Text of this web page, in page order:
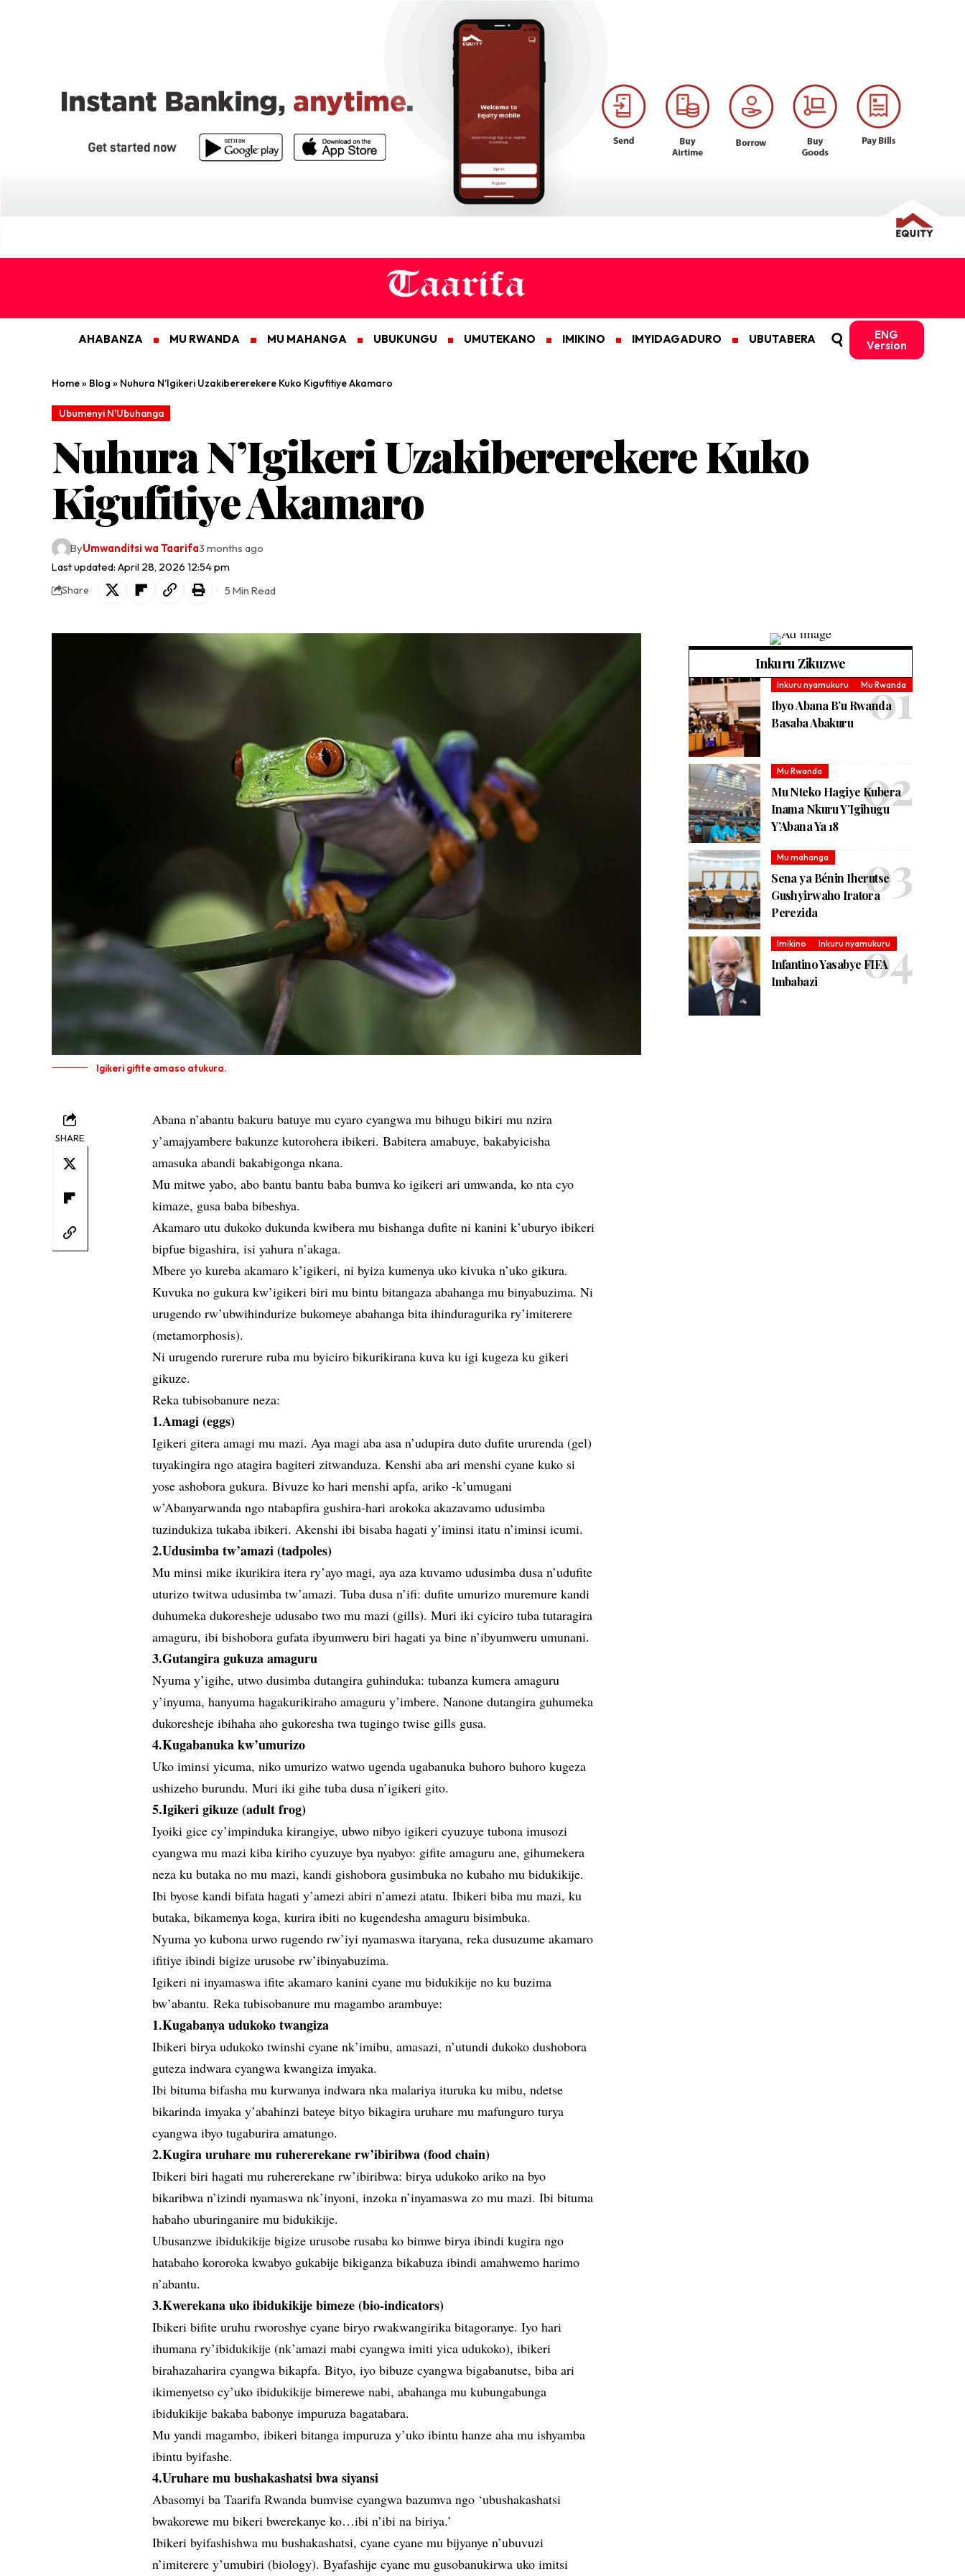
AHABANZA MU RWANDA MU MAHANGA UBUKUNGU UMUTEKANO IMIKINO IMYIDAGADURO UBUTABERA ENG
Version
Home» Blog » Nuhura N’Igikeri Uzakibererekere Kuko Kigufitiye Akamaro
Ubumenyi N'Ubuhanga
Nuhura N’Igikeri Uzakibererekere Kuko
Kigufitiye Akamaro
Last updated: April 28, 2026 12:54 pm
ByUmwanditsi wa Taarifa3 months ago
Share 5 Min Read
Igikeri gifite amaso atukura.
SHARE
Abana n’abantu bakuru batuye mu cyaro cyangwa mu bihugu bikiri mu nzira
y’amajyambere bakunze kutorohera ibikeri. Babitera amabuye, bakabyicisha
amasuka abandi bakabigonga nkana.
Mu mitwe yabo, abo bantu bantu baba bumva ko igikeri ari umwanda, ko nta cyo
kimaze, gusa baba bibeshya.
Akamaro utu dukoko dukunda kwibera mu bishanga dufite ni kanini k’uburyo ibikeri
bipfue bigashira, isi yahura n’akaga.
Mbere yo kureba akamaro k’igikeri, ni byiza kumenya uko kivuka n’uko gikura.
Kuvuka no gukura kw’igikeri biri mu bintu bitangaza abahanga mu binyabuzima. Ni
urugendo rw’ubwihindurize bukomeye abahanga bita ihinduragurika ry’imiterere
(metamorphosis).
Ni urugendo rurerure ruba mu byiciro bikurikirana kuva ku igi kugeza ku gikeri
gikuze.
Reka tubisobanure neza:
1.Amagi (eggs)
Igikeri gitera amagi mu mazi. Aya magi aba asa n’udupira duto dufite ururenda (gel)
tuyakingira ngo atagira bagiteri zitwanduza. Kenshi aba ari menshi cyane kuko si
yose ashobora gukura. Bivuze ko hari menshi apfa, ariko -k’umugani
w’Abanyarwanda ngo ntabapfira gushira-hari arokoka akazavamo udusimba
tuzindukiza tukaba ibikeri. Akenshi ibi bisaba hagati y’iminsi itatu n’iminsi icumi.
2.Udusimba tw’amazi (tadpoles)
Mu minsi mike ikurikira itera ry’ayo magi, aya aza kuvamo udusimba dusa n’udufite
uturizo twitwa udusimba tw’amazi. Tuba dusa n’ifi: dufite umurizo muremure kandi
duhumeka dukoresheje udusabo two mu mazi (gills). Muri iki cyiciro tuba tutaragira
amaguru, ibi bishobora gufata ibyumweru biri hagati ya bine n’ibyumweru umunani.
3.Gutangira gukuza amaguru
Nyuma y’igihe, utwo dusimba dutangira guhinduka: tubanza kumera amaguru
y’inyuma, hanyuma hagakurikiraho amaguru y’imbere. Nanone dutangira guhumeka
dukoresheje ibihaha aho gukoresha twa tugingo twise gills gusa.
4.Kugabanuka kw’umurizo
Uko iminsi yicuma, niko umurizo watwo ugenda ugabanuka buhoro buhoro kugeza
ushizeho burundu. Muri iki gihe tuba dusa n’igikeri gito.
5.Igikeri gikuze (adult frog)
Iyoiki gice cy’impinduka kirangiye, ubwo nibyo igikeri cyuzuye tubona imusozi
cyangwa mu mazi kiba kiriho cyuzuye bya nyabyo: gifite amaguru ane, gihumekera
neza ku butaka no mu mazi, kandi gishobora gusimbuka no kubaho mu bidukikije.
Ibi byose kandi bifata hagati y’amezi abiri n’amezi atatu. Ibikeri biba mu mazi, ku
butaka, bikamenya koga, kurira ibiti no kugendesha amaguru bisimbuka.
Nyuma yo kubona urwo rugendo rw’iyi nyamaswa itaryana, reka dusuzume akamaro
ifitiye ibindi bigize urusobe rw’ibinyabuzima.
Igikeri ni inyamaswa ifite akamaro kanini cyane mu bidukikije no ku buzima
bw’abantu. Reka tubisobanure mu magambo arambuye:
1.Kugabanya udukoko twangiza
Ibikeri birya udukoko twinshi cyane nk’imibu, amasazi, n’utundi dukoko dushobora
guteza indwara cyangwa kwangiza imyaka.
Ibi bituma bifasha mu kurwanya indwara nka malariya ituruka ku mibu, ndetse
bikarinda imyaka y’abahinzi bateye bityo bikagira uruhare mu mafunguro turya
cyangwa ibyo tugaburira amatungo.
2.Kugira uruhare mu ruhererekane rw’ibiribwa (food chain)
Ibikeri biri hagati mu ruhererekane rw’ibiribwa: birya udukoko ariko na byo
bikaribwa n’izindi nyamaswa nk’inyoni, inzoka n’inyamaswa zo mu mazi. Ibi bituma
habaho uburinganire mu bidukikije.
Ubusanzwe ibidukikije bigize urusobe rusaba ko bimwe birya ibindi kugira ngo
hatabaho kororoka kwabyo gukabije bikiganza bikabuza ibindi amahwemo harimo
n’abantu.
3.Kwerekana uko ibidukikije bimeze (bio-indicators)
Ibikeri bifite uruhu rworoshye cyane biryo rwakwangirika bitagoranye. Iyo hari
ihumana ry’ibidukikije (nk’amazi mabi cyangwa imiti yica udukoko), ibikeri
birahazaharira cyangwa bikapfa. Bityo, iyo bibuze cyangwa bigabanutse, biba ari
ikimenyetso cy’uko ibidukikije bimerewe nabi, abahanga mu kubungabunga
ibidukikije bakaba babonye impuruza bagatabara.
Mu yandi magambo, ibikeri bitanga impuruza y’uko ibintu hanze aha mu ishyamba
ibintu byifashe.
4.Uruhare mu bushakashatsi bwa siyansi
Abasomyi ba Taarifa Rwanda bumvise cyangwa bazumva ngo ‘ubushakashatsi
bwakorewe mu bikeri bwerekanye ko…ibi n’ibi na biriya.’
Ibikeri byifashishwa mu bushakashatsi, cyane cyane mu bijyanye n’ubuvuzi
n’imiterere y’umubiri (biology). Byafashije cyane mu gusobanukirwa uko imitsi
Inkuru Zikuzwe
Inkuru nyamukuru Mu Rwanda
Ibyo Abana B’u Rwanda
Basaba Abakuru
Mu Rwanda
Mu Nteko Hagiye Kubera
Inama Nkuru Y’Igihugu
Y’Abana Ya 18
Mu mahanga
Sena ya Bénin Iherutse
Gushyirwaho Iratora
Perezida
Imikino Inkuru nyamukuru
Infantino Yasabye FIFA
Imbabazi